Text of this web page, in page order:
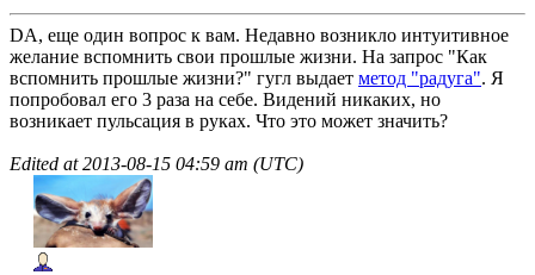
DA, еще один вопрос к вам. Недавно возникло интуитивное
желание вспомнить свои прошлые жизни. На запрос "Как
вспомнить прошлые жизни?" гугл выдает метод "радуга". Я
попробовал его 3 раза на себе. Видений никаких, но
возникает пульсация в руках. Что это может значить?
Edited at2013-08-15 04:59 am (UTC)